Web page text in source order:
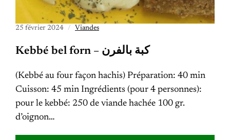
25 février 2024 Viandes
Kebbé bel forn – كبة بالفرن
(Kebbé au four façon hachis) Préparation: 40 min
Cuisson: 45 min Ingrédients (pour 4 personnes):
pour le kebbé: 250 de viande hachée 100 gr.
d’oignon…